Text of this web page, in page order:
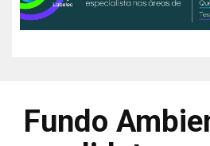
Fundo